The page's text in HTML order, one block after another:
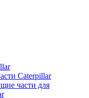
Caterpillar
части для